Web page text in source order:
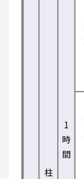
柱
1
時
間